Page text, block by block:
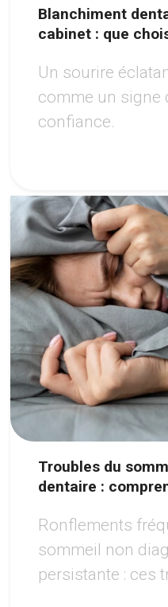
Blanchiment
cabinet : que
Un sourire
comme un signe
confiance.
Troubles du
dentaire :
Ronflements
sommeil non
persistante : ces